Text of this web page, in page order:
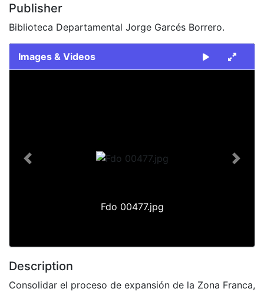
Publisher
Biblioteca Departamental Jorge Garcés Borrero.
Images & Videos
Fdo 00477.jpg
Previous Next
Description
Consolidar el proceso de expansión de la Zona Franca,